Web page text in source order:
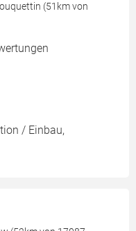
(51km von
/ Einbau,